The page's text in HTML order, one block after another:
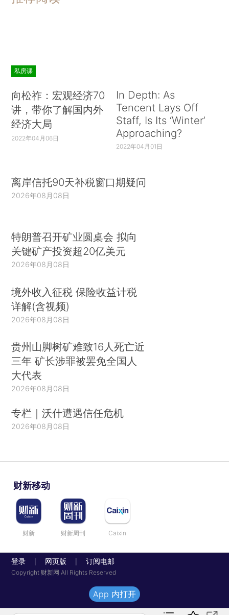
私房课
向松祚：宏观经济70
讲，带你了解国内外
经济大局
2022年04月06日
In Depth: As
Tencent Lays Off
Staff, Is Its ‘Winter’
Approaching?
2022年04月01日
离岸信托90天补税窗口期疑问
2026年08月08日
特朗普召开矿业圆桌会 拟向
关键矿产投资超20亿美元
2026年08月08日
境外收入征税 保险收益计税
详解(含视频)
2026年08月08日
贵州山脚树矿难致16人死亡近
三年 矿长涉罪被罢免全国人
大代表
2026年08月08日
专栏｜沃什遭遇信任危机
2026年08月08日
财新移动
财新 财新周刊 Caixin
登录 网页版 订阅电邮
Copyright 财新网 All Rights Reserved
App 内打开